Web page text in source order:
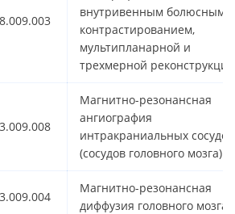
внутривенным болюсным
контрастированием,
мультипланарной и
трехмерной
Магнитно-резонансная
ангиография
интракраниальных сосудов
(сосудов головного мозга)
Магнитно-резонансная
диффузия головного мозга